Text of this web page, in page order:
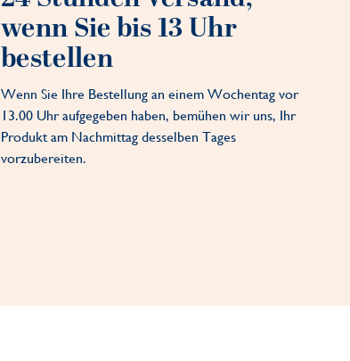
wenn Sie bis 13 Uhr
bestellen
Wenn Sie Ihre Bestellung an einem Wochentag vor
13.00 Uhr aufgegeben haben, bemühen wir uns, Ihr
Produkt am Nachmittag desselben Tages
vorzubereiten.